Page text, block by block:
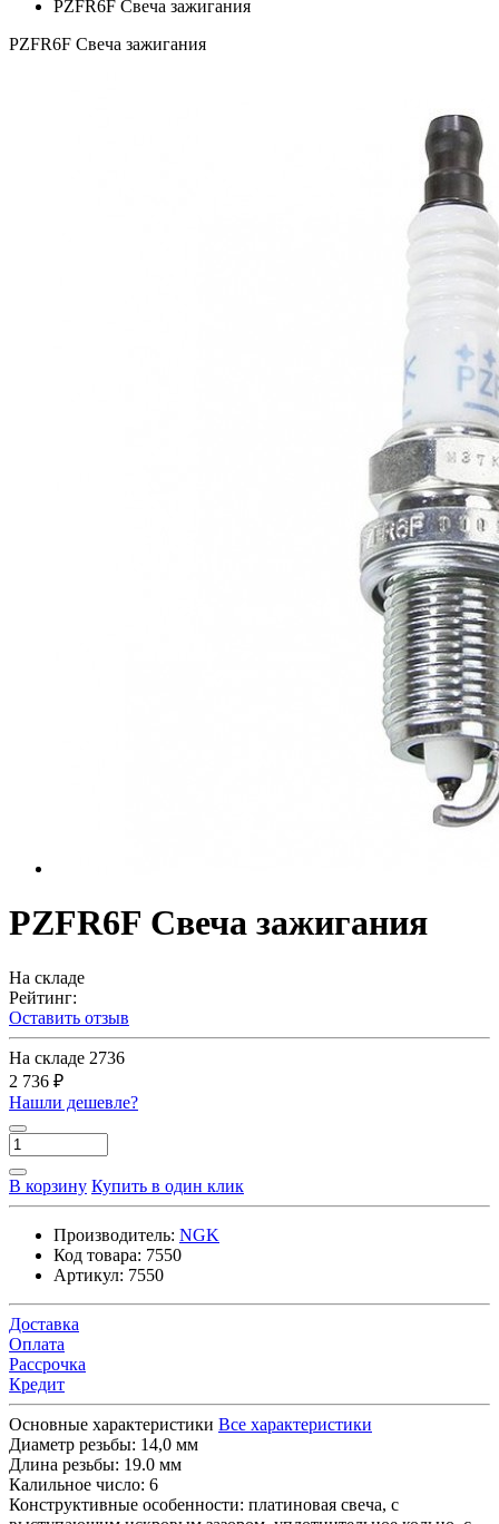
PZFR6F Свеча зажигания
PZFR6F Свеча зажигания
PZFR6F Свеча зажигания
На складе
Рейтинг:
Оставить отзыв
На складе 2736
2 736 ₽
Нашли дешевле?
В корзину Купить в один клик
Производитель: NGK
Код товара: 7550
Артикул: 7550
Доставка
Оплата
Рассрочка
Кредит
Основные характеристики Все характеристики
Диаметр резьбы: 14,0 мм
Длина резьбы: 19.0 мм
Калильное число: 6
Конструктивные особенности: платиновая свеча, с